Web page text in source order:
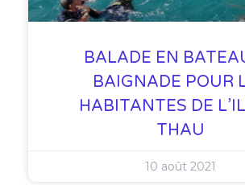
BALADE EN
BAIGNADE POUR
HABITANTES DE
THAU
10 août 2021